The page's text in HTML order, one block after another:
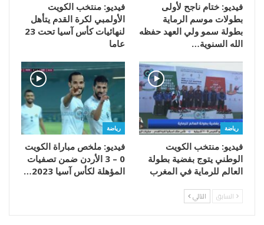
فيديو: ختام ناجح لأولى
بطولات موسم الرماية
بطولة سمو ولي العهد حفظه
الله السنوية…
فيديو: منتخب الكويت
الأولمبي لكرة القدم يتأهل
لنهائيات كأس آسيا تحت 23
عاما
رياضة
فيديو: منتخب الكويت
الوطني يتوج بفضية بطولة
العالم للرماية في المغرب
رياضة
فيديو: ملخص مباراة الكويت
0 – 3 الأردن ضمن تصفيات
المؤهلة لكأس آسيا 2023…
السابق التالي